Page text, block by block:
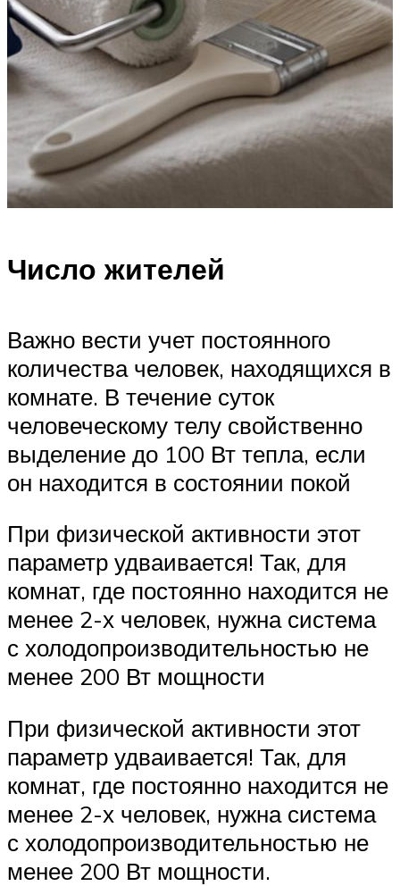
Число жителей
Важно вести учет постоянного
количества человек, находящихся в
комнате. В течение суток
человеческому телу свойственно
выделение до 100 Вт тепла, если
он находится в состоянии покой
При физической активности этот
параметр удваивается! Так, для
комнат, где постоянно находится не
менее 2-х человек, нужна система
с холодопроизводительностью не
менее 200 Вт мощности
При физической активности этот
параметр удваивается! Так, для
комнат, где постоянно находится не
менее 2-х человек, нужна система
с холодопроизводительностью не
менее 200 Вт мощности.